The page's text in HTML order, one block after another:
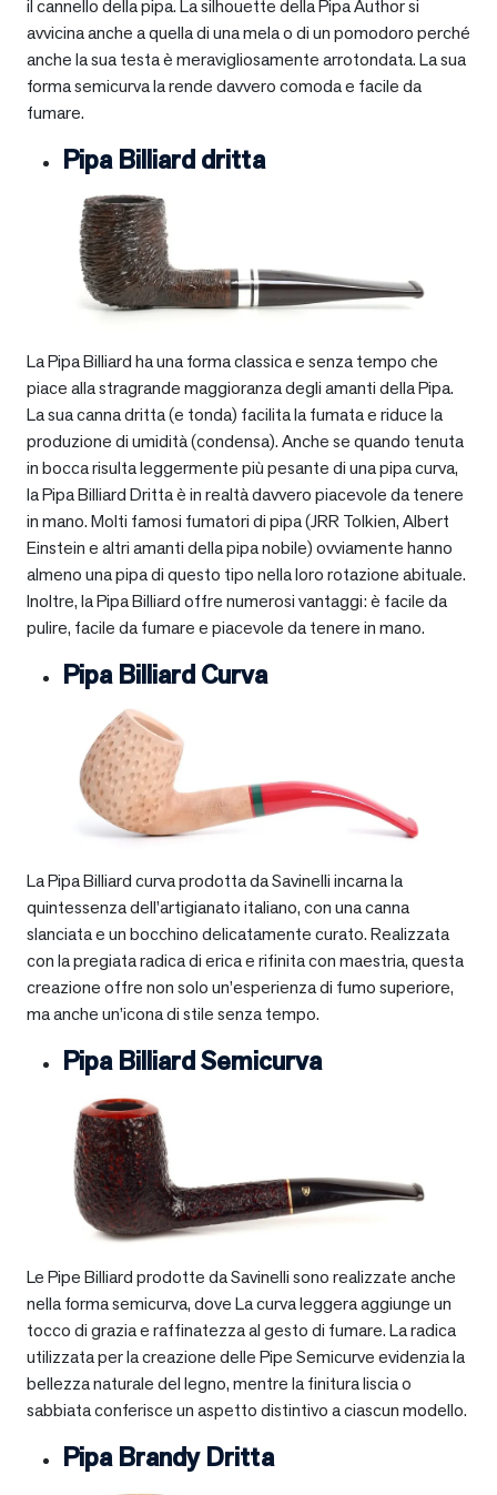
il cannello della pipa. La silhouette della Pipa Author si
avvicina anche a quella di una mela o di un pomodoro perché
anche la sua testa è meravigliosamente arrotondata. La sua
forma semicurva la rende davvero comoda e facile da
fumare.
Pipa Billiard dritta
La Pipa Billiard ha una forma classica e senza tempo che
piace alla stragrande maggioranza degli amanti della Pipa.
La sua canna dritta (e tonda) facilita la fumata e riduce la
produzione di umidità (condensa). Anche se quando tenuta
in bocca risulta leggermente più pesante di una pipa curva,
la Pipa Billiard Dritta è in realtà davvero piacevole da tenere
in mano. Molti famosi fumatori di pipa (JRR Tolkien, Albert
Einstein e altri amanti della pipa nobile) ovviamente hanno
almeno una pipa di questo tipo nella loro rotazione abituale.
Inoltre, la Pipa Billiard offre numerosi vantaggi: è facile da
pulire, facile da fumare e piacevole da tenere in mano.
Pipa Billiard Curva
La Pipa Billiard curva prodotta da Savinelli incarna la
quintessenza dell’artigianato italiano, con una canna
slanciata e un bocchino delicatamente curato. Realizzata
con la pregiata radica di erica e rifinita con maestria, questa
creazione offre non solo un’esperienza di fumo superiore,
ma anche un’icona di stile senza tempo.
Pipa Billiard Semicurva
Le Pipe Billiard prodotte da Savinelli sono realizzate anche
nella forma semicurva, dove La curva leggera aggiunge un
tocco di grazia e raffinatezza al gesto di fumare. La radica
utilizzata per la creazione delle Pipe Semicurve evidenzia la
bellezza naturale del legno, mentre la finitura liscia o
sabbiata conferisce un aspetto distintivo a ciascun modello.
Pipa Brandy Dritta